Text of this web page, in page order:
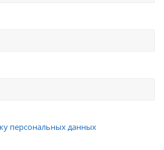
персональных данных